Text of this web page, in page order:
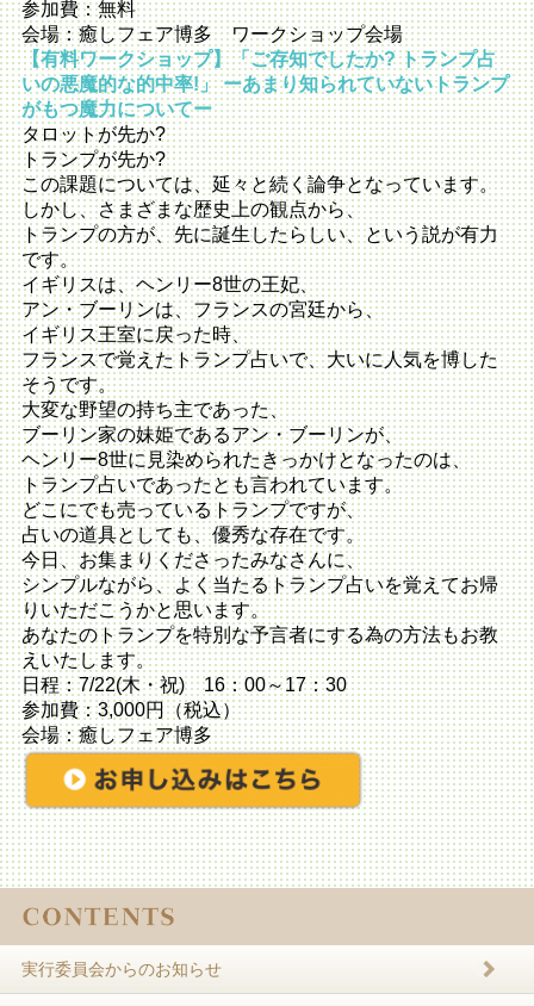
参加費：無料
会場：癒しフェア博多 ワークショップ会場
【有料ワークショップ】「ご存知でしたか? トランプ占
いの悪魔的な的中率!」 ーあまり知られていないトランプ
がもつ魔力についてー
タロットが先か?
トランプが先か?
この課題については、延々と続く論争となっています。
しかし、さまざまな歴史上の観点から、
トランプの方が、先に誕生したらしい、という説が有力
です。
イギリスは、ヘンリー8世の王妃、
アン・ブーリンは、フランスの宮廷から、
イギリス王室に戻った時、
フランスで覚えたトランプ占いで、大いに人気を博した
そうです。
大変な野望の持ち主であった、
ブーリン家の妹姫であるアン・ブーリンが、
ヘンリー8世に見染められたきっかけとなったのは、
トランプ占いであったとも言われています。
どこにでも売っているトランプですが、
占いの道具としても、優秀な存在です。
今日、お集まりくださったみなさんに、
シンプルながら、よく当たるトランプ占いを覚えてお帰
りいただこうかと思います。
あなたのトランプを特別な予言者にする為の方法もお教
えいたします。
日程：7/22(木・祝) 16：00～17：30
参加費：3,000円（税込）
会場：癒しフェア博多
実行委員会からのお知らせ